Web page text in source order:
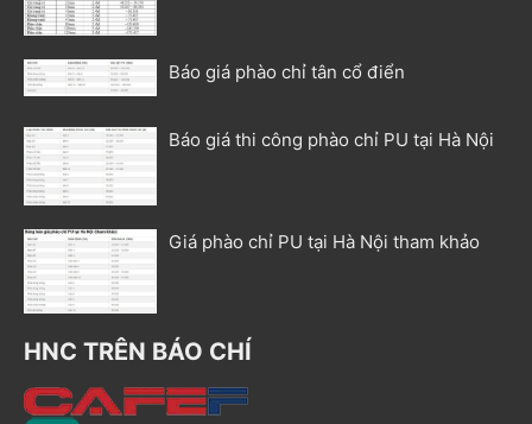
Báo giá phào chỉ tân cổ điển
Báo giá thi công phào chỉ PU tại Hà Nội
Giá phào chỉ PU tại Hà Nội tham khảo
HNC TRÊN BÁO CHÍ